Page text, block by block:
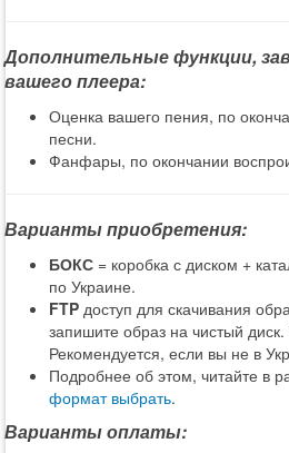
Дополнительные функции,
вашего плеера:
Оценка вашего пения, по
песни.
Фанфары, по окончании
Варианты приобретения:
БОКС = коробка с диском +
по Украине.
FTP доступ для скачивания
запишите образ на чистый
Рекомендуется, если вы не в
Подробнее об этом, читайте в
формат выбрать.
Варианты оплаты: